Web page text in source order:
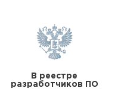
В реестре
разработчиков ПО